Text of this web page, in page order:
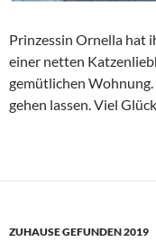
Prinzessin Ornella hat
einer netten
gemütlichen Wohnung.
gehen lassen. Viel
ZUHAUSE GEFUNDEN 2019